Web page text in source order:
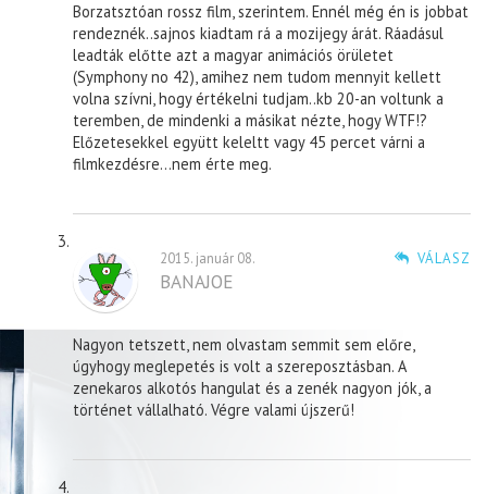
Borzatsztóan rossz film, szerintem. Ennél még én is jobbat
rendeznék..sajnos kiadtam rá a mozijegy árát. Ráadásul
leadták előtte azt a magyar animációs örületet
(Symphony no 42), amihez nem tudom mennyit kellett
volna szívni, hogy értékelni tudjam..kb 20-an voltunk a
teremben, de mindenki a másikat nézte, hogy WTF!?
Előzetesekkel együtt keleltt vagy 45 percet várni a
filmkezdésre…nem érte meg.
VÁLASZ
2015. január 08.
BANAJOE
Nagyon tetszett, nem olvastam semmit sem előre,
úgyhogy meglepetés is volt a szereposztásban. A
zenekaros alkotós hangulat és a zenék nagyon jók, a
történet vállalható. Végre valami újszerű!